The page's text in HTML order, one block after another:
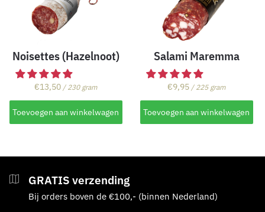
Noisettes (Hazelnoot)
€13,50 / 230 gram
Toevoegen aan winkelwagen
Salami Maremma
€9,95 / 225 gram
Toevoegen aan winkelwagen
GRATIS verzending
Bij orders boven de €100,- (binnen Nederland)